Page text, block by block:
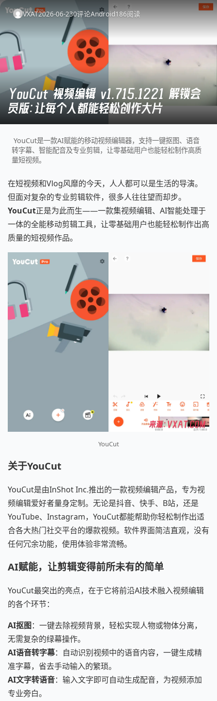
VXAT2026-06-230评论Android186阅读
YouCut 视频编辑 v1.715.1221 解锁会
员版：让每个人都能轻松创作大片
YouCut是一款AI赋能的移动视频编辑器，支持一键抠图、语音
转字幕、智能配音及专业剪辑，让零基础用户也能轻松制作高质
量短视频。
在短视频和Vlog风靡的今天，人人都可以是生活的导演。
但面对复杂的专业剪辑软件，很多人往往望而却步。
YouCut正是为此而生——一款集视频编辑、AI智能处理于
一体的全能移动剪辑工具，让零基础用户也能轻松制作出高
质量的短视频作品。
YouCut
关于YouCut
YouCut是由InShot Inc.推出的一款视频编辑产品，专为视
频编辑爱好者量身定制。无论是抖音、快手、B站，还是
YouTube、Instagram，YouCut都能帮助你轻松制作出适
合各大热门社交平台的爆款视频。软件界面简洁直观，没有
任何冗余功能，使用体验非常流畅。
AI赋能，让剪辑变得前所未有的简单
YouCut最突出的亮点，在于它将前沿AI技术融入视频编辑
的各个环节：
AI抠图：一键去除视频背景，轻松实现人物或物体分离，
无需复杂的绿幕操作。
AI语音转字幕：自动识别视频中的语音内容，一键生成精
准字幕，省去手动输入的繁琐。
AI文字转语音：输入文字即可自动生成配音，为视频添加
专业旁白。